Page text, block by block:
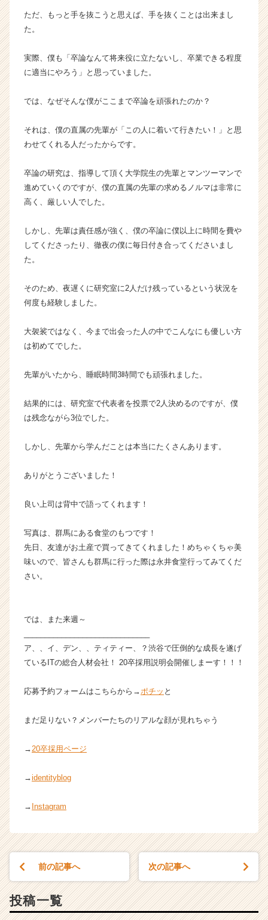
チ
ャ
リ
（C
e
r
a
ただ、もっと手を抜こうと思えば、手を抜くことは出来まし
た。
実際、僕も「卒論なんて将来役に立たないし、卒業できる程度
に適当にやろう」と思っていました。
では、なぜそんな僕がここまで卒論を頑張れたのか？
それは、僕の直属の先輩が「この人に着いて行きたい！」と思
わせてくれる人だったからです。
卒論の研究は、指導して頂く大学院生の先輩とマンツーマンで
進めていくのですが、僕の直属の先輩の求めるノルマは非常に
高く、厳しい人でした。
しかし、先輩は責任感が強く、僕の卒論に僕以上に時間を費や
してくださったり、徹夜の僕に毎日付き合ってくださいまし
た。
そのため、夜遅くに研究室に2人だけ残っているという状況を
何度も経験しました。
大袈裟ではなく、今まで出会った人の中でこんなにも優しい方
は初めてでした。
先輩がいたから、睡眠時間3時間でも頑張れました。
結果的には、研究室で代表者を投票で2人決めるのですが、僕
は残念ながら3位でした。
しかし、先輩から学んだことは本当にたくさんあります。
ありがとうございました！
良い上司は背中で語ってくれます！
写真は、群馬にある食堂のもつです！
先日、友達がお土産で買ってきてくれました！めちゃくちゃ美
味いので、皆さんも群馬に行った際は永井食堂行ってみてくだ
さい。
では、また来週～
ア、、イ、デン、、ティティー、？渋谷で圧倒的な成長を遂げ
ているITの総合人材会社！ 20卒採用説明会開催しまーす！！！
応募予約フォームはこちらから→ ポチッ と
まだ足りない？メンバーたちのリアルな顔が見れちゃう
→ 20卒採用ページ
→identityblog
→ Instagram
前の記事へ 次の記事へ
投稿一覧